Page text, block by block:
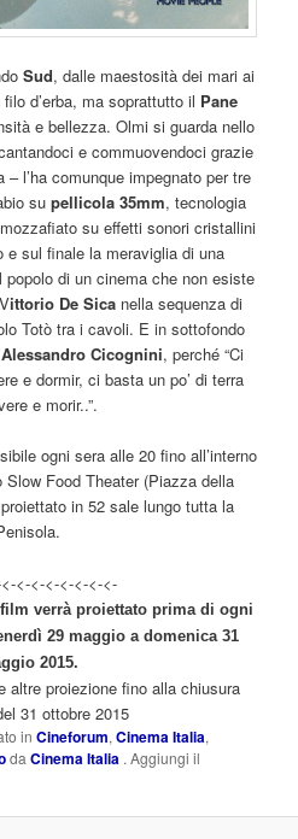
Sud, dalle maestosità dei mari ai
d’erba, ma soprattutto il Pane
e bellezza. Olmi si guarda nello
e commuovendoci grazie
l’ha comunque impegnato per tre
su pellicola 35mm, tecnologia
su effetti sonori cristallini
e sul finale la meraviglia di una
di un cinema che non esiste
ittorio De Sica nella sequenza di
Totò tra i cavoli. E in sottofondo
Cicognini, perché “Ci
e dormir, ci basta un po’ di terra
e morir..”.
ogni sera alle 20 fino all’interno
Food Theater (Piazza della
in 52 sale lungo tutta la
<-<-<-<-<-<-<-
verrà proiettato prima di ogni
29 maggio a domenica 31
2015.
altre proiezione fino alla chiusura
31 ottobre 2015
inCineforum,Cinema Italia,
daCinema Italia . Aggiungi il